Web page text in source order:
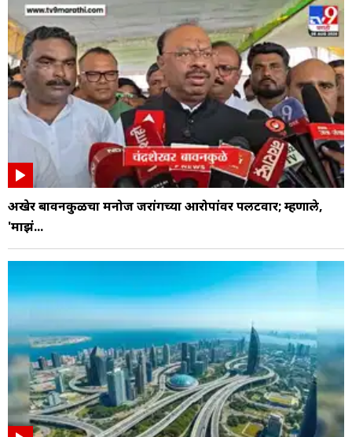
अखेर बावनकुळेंचा मनोज जरांगेंच्या आरोपांवर पलटवार; म्हणाले,
'माझं...